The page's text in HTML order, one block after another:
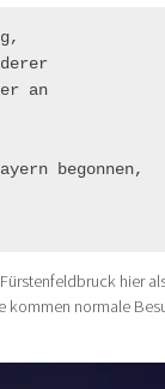
an
begonnen,
hier
normale